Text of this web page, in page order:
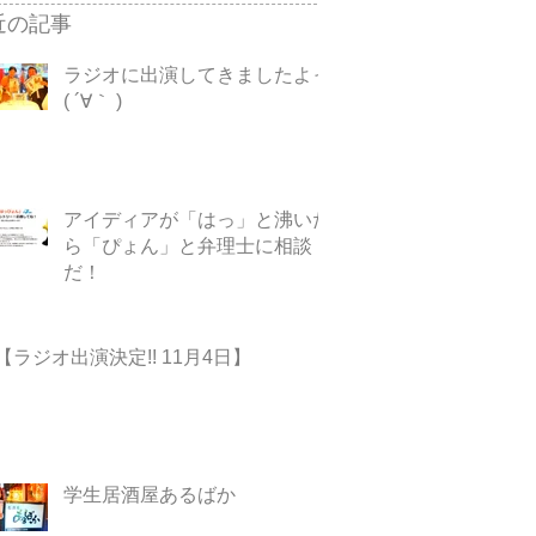
の記事
ラジオに出演してきましたよっ
( ´∀｀ )
アイディアが「はっ」と沸いた
ら「ぴょん」と弁理士に相談
だ！
ラジオ出演決定!! 11月4日】
学生居酒屋あるばか